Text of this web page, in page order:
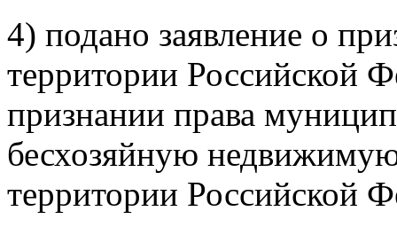
4) подано заявление о
территории Российской
признании права
бесхозяйную
территории Российской